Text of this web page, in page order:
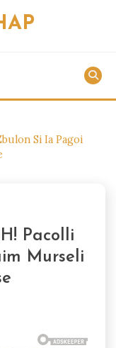
Si Ia Pagoi
Pacolli
Murseli